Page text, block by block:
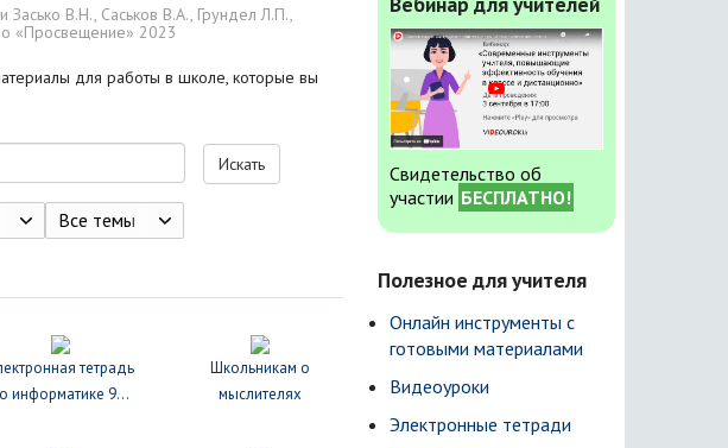
Засько В.Н., Саськов В.А., Грундел Л.П.,
«Просвещение» 2023
для работы в школе, которые вы
Искать
Все темы
тетрадь
информатике 9...
Школьникам о
мыслителях
Свидетельство об
участии БЕСПЛАТНО!
Полезное для учителя
Онлайн инструменты с
готовыми материалами
Видеоуроки
Электронные тетради